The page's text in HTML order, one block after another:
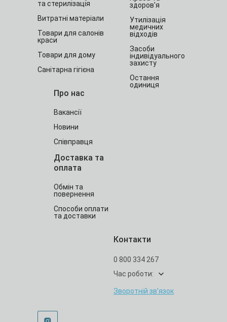
та стерилізація
Витратні матеріали
Товари для салонів
краси
Товари для дому
Санітарна гігієна
здоров'я
Утилізація
медичних
відходів
Засоби
індивідуального
захисту
Остання
одиниця
Про нас
Вакансії
Новини
Співправця
Доставка та
оплата
Обмін та
повернення
Способи оплати
та доставки
Контакти
0 800 334 267
Час роботи:
Зворотній зв’язок